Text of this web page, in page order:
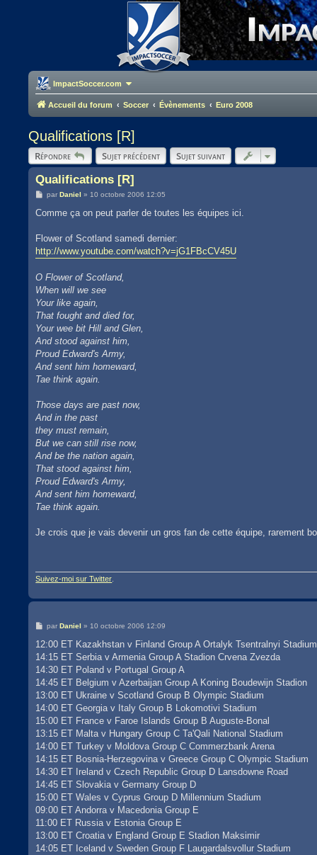
ImpactSoccer.com
Accueil du forum Soccer Évènements Euro 2008
Qualifications [R]
Répondre Sujet précédent Sujet suivant
Qualifications [R]
M
s
g
parDaniel » 10 octobre 2006 12:05
Comme ça on peut parler de toutes les équipes ici.
Flower of Scotland samedi dernier:
http://www.youtube.com/watch?v=jG1FBcCV45U
O Flower of Scotland,
When will we see
Your like again,
That fought and died for,
Your wee bit Hill and Glen,
And stood against him,
Proud Edward's Army,
And sent him homeward,
Tae think again.
Those days are past now,
And in the past
they must remain,
But we can still rise now,
And be the nation again,
That stood against him,
Proud Edward's Army,
And sent him homeward,
Tae think again.
Je crois que je vais devenir un gros fan de cette équipe, rarement
Suivez-moi sur Twitter
M
s
a
g
par Daniel »10 octobre 2006 12:09
12:00 ET Kazakhstan v Finland Group A Ortalyk Tsentralnyi Stadium
14:15 ET Serbia v Armenia Group A Stadion Crvena Zvezda
14:30 ET Poland v Portugal Group A
14:45 ET Belgium v Azerbaijan Group A Koning Boudewijn Stadion
13:00 ET Ukraine v Scotland Group B Olympic Stadium
14:00 ET Georgia v Italy Group B Lokomotivi Stadium
15:00 ET France v Faroe Islands Group B Auguste-Bonal
13:15 ET Malta v Hungary Group C Ta'Qali National Stadium
14:00 ET Turkey v Moldova Group C Commerzbank Arena
14:15 ET Bosnia-Herzegovina v Greece Group C Olympic Stadium
14:30 ET Ireland v Czech Republic Group D Lansdowne Road
14:45 ET Slovakia v Germany Group D
15:00 ET Wales v Cyprus Group D Millennium Stadium
09:00 ET Andorra v Macedonia Group E
11:00 ET Russia v Estonia Group E
13:00 ET Croatia v England Group E Stadion Maksimir
14:05 ET Iceland v Sweden Group F Laugardalsvollur Stadium